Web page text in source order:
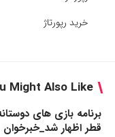
خرید رپورتاژ
Might Also Like
برنامه بازی های
قطر اظهار شد_خبرخوان